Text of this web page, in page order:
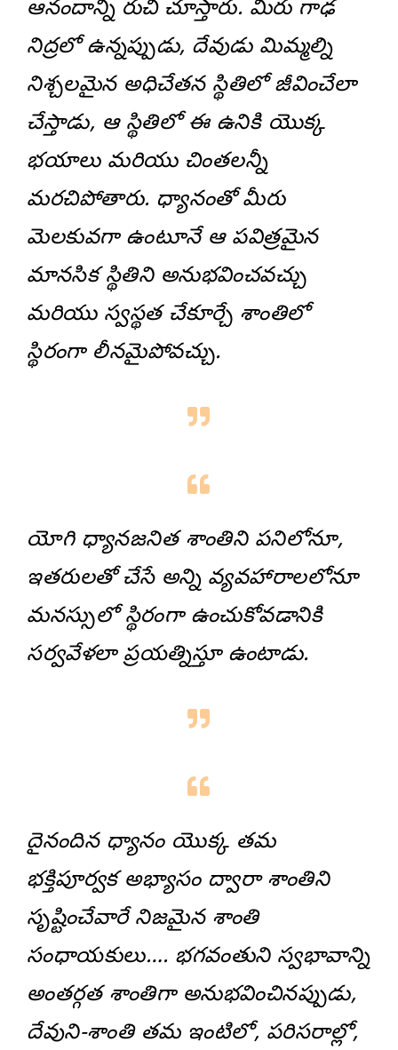
ఆనందాన్ని రుచి చూస్తారు. మీరు గాఢ
నిద్రలో ఉన్నప్పుడు, దేవుడు మిమ్మల్ని
నిశ్చలమైన అధిచేతన స్థితిలో జీవించేలా
చేస్తాడు, ఆ స్థితిలో ఈ ఉనికి యొక్క
భయాలు మరియు చింతలన్నీ
మరచిపోతారు. ధ్యానంతో మీరు
మెలకువగా ఉంటూనే ఆ పవిత్రమైన
మానసిక స్థితిని అనుభవించవచ్చు
మరియు స్వస్థత చేకూర్చే శాంతిలో
స్థిరంగా లీనమైపోవచ్చు.
యోగి ధ్యానజనిత శాంతిని పనిలోనూ,
ఇతరులతో చేసే అన్ని వ్యవహారాలలోనూ
మనస్సులో స్థిరంగా ఉంచుకోవడానికి
సర్వవేళలా ప్రయత్నిస్తూ ఉంటాడు.
దైనందిన ధ్యానం యొక్క తమ
భక్తిపూర్వక అభ్యాసం ద్వారా శాంతిని
సృష్టించేవారే నిజమైన శాంతి
సంధాయకులు…. భగవంతుని స్వభావాన్ని
అంతర్గత శాంతిగా అనుభవించినప్పుడు,
దేవుని-శాంతి తమ ఇంటిలో, పరిసరాల్లో,